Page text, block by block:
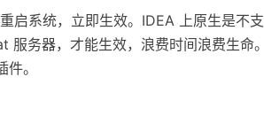
启系统，立即生效。IDEA 上原生是不支
务器，才能生效，浪费时间浪费生命。
。